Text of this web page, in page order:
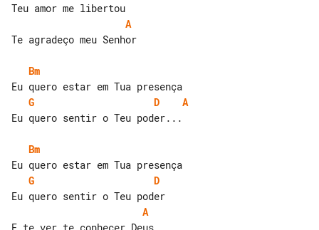
A
Te agradeço meu Senhor
Bm
G
D
A
Eu quero sentir o Teu poder...
Bm
G
D
A